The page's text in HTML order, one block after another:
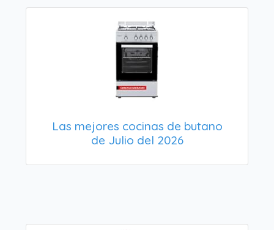
Las mejores cocinas de butano
de Julio del 2026